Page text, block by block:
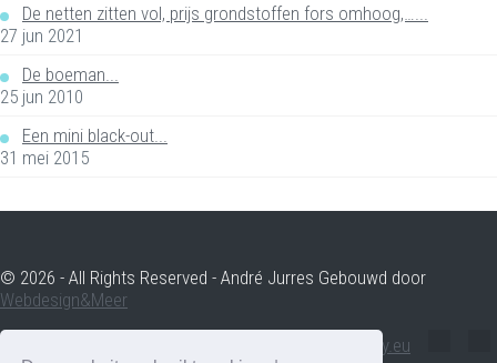
De netten zitten vol, prijs grondstoffen fors omhoog,…...
27 jun 2021
De boeman...
25 jun 2010
Een mini black-out...
31 mei 2015
© 2026 - All Rights Reserved - André Jurres Gebouwd door
Webdesign&Meer
andre.jurres@voltenergy.eu